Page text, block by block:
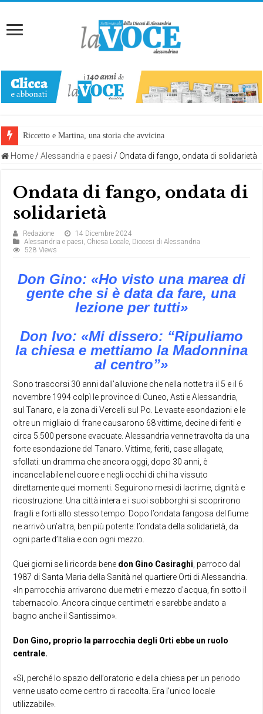
Riccetto e Martina, una storia che avvicina
Home / Alessandria e paesi / Ondata di fango, ondata di solidarietà
Ondata di fango, ondata di
solidarietà
Redazione
14 Dicembre 2024
Alessandria e paesi, Chiesa Locale, Diocesi di Alessandria
528 Views
Don Gino: «Ho visto una marea di
gente che si è data da fare, una
lezione per tutti»
Don Ivo: «Mi dissero: “Ripuliamo
la chiesa e mettiamo la Madonnina
al centro”»
Sono trascorsi 30 anni dall’alluvione che nella notte tra il 5 e il 6
novembre 1994 colpì le province di Cuneo, Asti e Alessandria,
sul Tanaro, e la zona di Vercelli sul Po. Le vaste esondazioni e le
oltre un migliaio di frane causarono 68 vittime, decine di feriti e
circa 5.500 persone evacuate. Alessandria venne travolta da una
forte esondazione del Tanaro. Vittime, feriti, case allagate,
sfollati: un dramma che ancora oggi, dopo 30 anni, è
incancellabile nel cuore e negli occhi di chi ha vissuto
direttamente quei momenti. Seguirono mesi di lacrime, dignità e
ricostruzione. Una città intera e i suoi sobborghi si scoprirono
fragili e forti allo stesso tempo. Dopo l’ondata fangosa del fiume
ne arrivò un’altra, ben più potente: l’ondata della solidarietà, da
ogni parte d’Italia e con ogni mezzo.
Quei giorni se li ricorda bene don Gino Casiraghi , parroco dal
1987 di Santa Maria della Sanità nel quartiere Orti di Alessandria.
«In parrocchia arrivarono due metri e mezzo d’acqua, fin sotto il
tabernacolo. Ancora cinque centimetri e sarebbe andato a
bagno anche il Santissimo».
Don Gino, proprio la parrocchia degli Orti ebbe un ruolo
centrale.
«Sì, perché lo spazio dell’oratorio e della chiesa per un periodo
venne usato come centro di raccolta. Era l’unico locale
utilizzabile».